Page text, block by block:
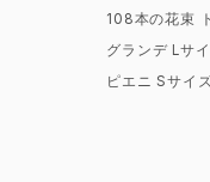
108本の花束
グランデ Lサ
ピエニ Sサイ